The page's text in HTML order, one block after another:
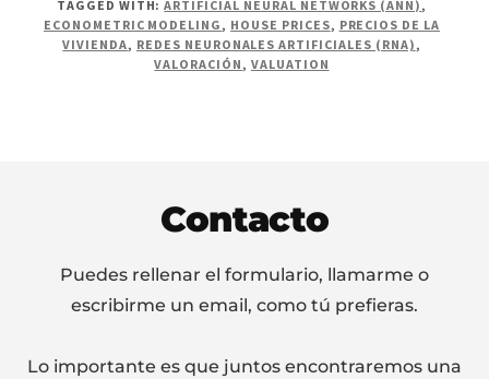
ORIENTADA
A
VALORACIÓN
TAGGED WITH:ARTIFICIAL NEURAL NETWORKS (ANN),
ECONOMETRIC MODELING, HOUSE PRICES, PRECIOS DE LA
VIVIENDA, REDES NEURONALES ARTIFICIALES (RNA),
VALORACIÓN, VALUATION
Contacto
Puedes rellenar el formulario, llamarme o
escribirme un email, como tú prefieras.
Lo importante es que juntos encontraremos una